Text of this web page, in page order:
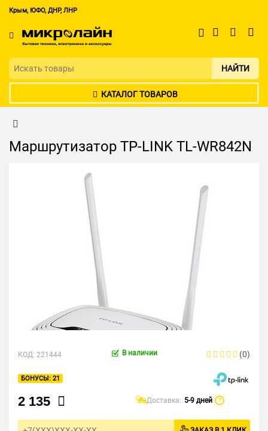
Крым, ЮФО, ДНР, ЛНР
НАЙТИ
КАТАЛОГ ТОВАРОВ
Маршрутизатор TP-LINK TL-WR842N
КОД: 221444 В наличии (0)
21
2 135 Доставка: 5-9 дней ?